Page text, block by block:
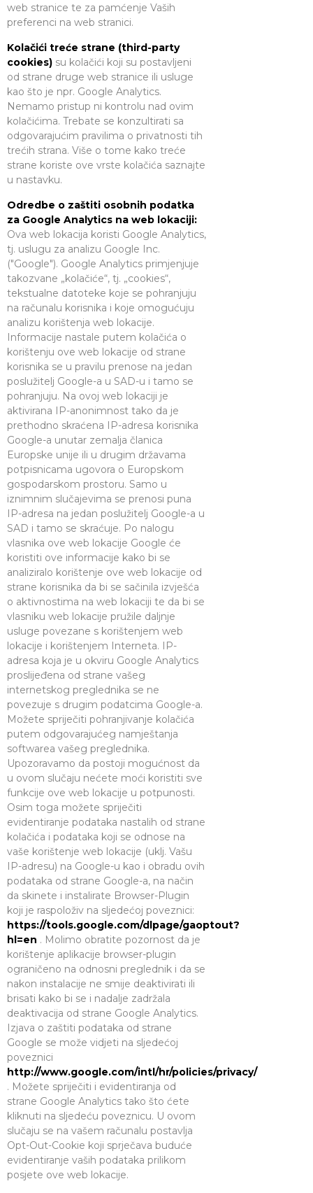
web stranice te za pamćenje Vaših
preferenci na web stranici.
Kolačići treće strane (third-party
cookies) su kolačići koji su postavljeni
od strane druge web stranice ili usluge
kao što je npr. Google Analytics.
Nemamo pristup ni kontrolu nad ovim
kolačićima. Trebate se konzultirati sa
odgovarajućim pravilima o privatnosti tih
trećih strana. Više o tome kako treće
strane koriste ove vrste kolačića saznajte
u nastavku.
Odredbe o zaštiti osobnih podatka
za Google Analytics na web lokaciji:
Ova web lokacija koristi Google Analytics,
tj. uslugu za analizu Google Inc.
("Google"). Google Analytics primjenjuje
takozvane „kolačiće“, tj. „cookies“,
tekstualne datoteke koje se pohranjuju
na računalu korisnika i koje omogućuju
analizu korištenja web lokacije.
Informacije nastale putem kolačića o
korištenju ove web lokacije od strane
korisnika se u pravilu prenose na jedan
poslužitelj Google-a u SAD-u i tamo se
pohranjuju. Na ovoj web lokaciji je
aktivirana IP-anonimnost tako da je
prethodno skraćena IP-adresa korisnika
Google-a unutar zemalja članica
Europske unije ili u drugim državama
potpisnicama ugovora o Europskom
gospodarskom prostoru. Samo u
iznimnim slučajevima se prenosi puna
IP-adresa na jedan poslužitelj Google-a u
SAD i tamo se skraćuje. Po nalogu
vlasnika ove web lokacije Google će
koristiti ove informacije kako bi se
analiziralo korištenje ove web lokacije od
strane korisnika da bi se sačinila izvješća
o aktivnostima na web lokaciji te da bi se
vlasniku web lokacije pružile daljnje
usluge povezane s korištenjem web
lokacije i korištenjem Interneta. IP-
adresa koja je u okviru Google Analytics
proslijeđena od strane vašeg
internetskog preglednika se ne
povezuje s drugim podatcima Google-a.
Možete spriječiti pohranjivanje kolačića
putem odgovarajućeg namještanja
softwarea vašeg preglednika.
Upozoravamo da postoji mogućnost da
u ovom slučaju nećete moći koristiti sve
funkcije ove web lokacije u potpunosti.
Osim toga možete spriječiti
evidentiranje podataka nastalih od strane
kolačića i podataka koji se odnose na
vaše korištenje web lokacije (uklj. Vašu
IP-adresu) na Google-u kao i obradu ovih
podataka od strane Google-a, na način
da skinete i instalirate Browser-Plugin
koji je raspoloživ na sljedećoj poveznici:
https://tools.google.com/dlpage/gaoptout?
hl=en . Molimo obratite pozornost da je
korištenje aplikacije browser-plugin
ograničeno na odnosni preglednik i da se
nakon instalacije ne smije deaktivirati ili
brisati kako bi se i nadalje zadržala
deaktivacija od strane Google Analytics.
Izjava o zaštiti podataka od strane
Google se može vidjeti na sljedećoj
poveznici
http://www.google.com/intl/hr/policies/privacy/
. Možete spriječiti i evidentiranja od
strane Google Analytics tako što ćete
kliknuti na sljedeću poveznicu. U ovom
slučaju se na vašem računalu postavlja
Opt-Out-Cookie koji sprječava buduće
evidentiranje vaših podataka prilikom
posjete ove web lokacije.